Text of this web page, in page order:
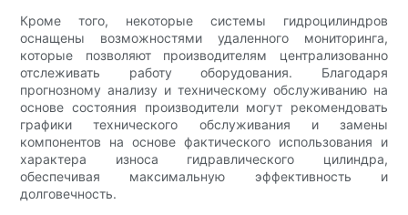
Кроме того, некоторые системы гидроцилиндров
оснащены возможностями удаленного мониторинга,
которые позволяют производителям централизованно
отслеживать работу оборудования. Благодаря
прогнозному анализу и техническому обслуживанию на
основе состояния производители могут рекомендовать
графики технического обслуживания и замены
компонентов на основе фактического использования и
характера износа гидравлического цилиндра,
обеспечивая максимальную эффективность и
долговечность.